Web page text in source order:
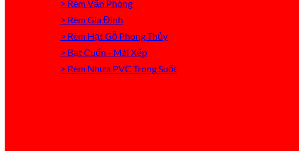
> Rèm Văn Phòng
> Rèm Gia Đình
> Rèm Hạt Gỗ Phong Thủy
> Bạt Cuốn - Mái Xếp
> Rèm Nhựa PVC Trong Suốt